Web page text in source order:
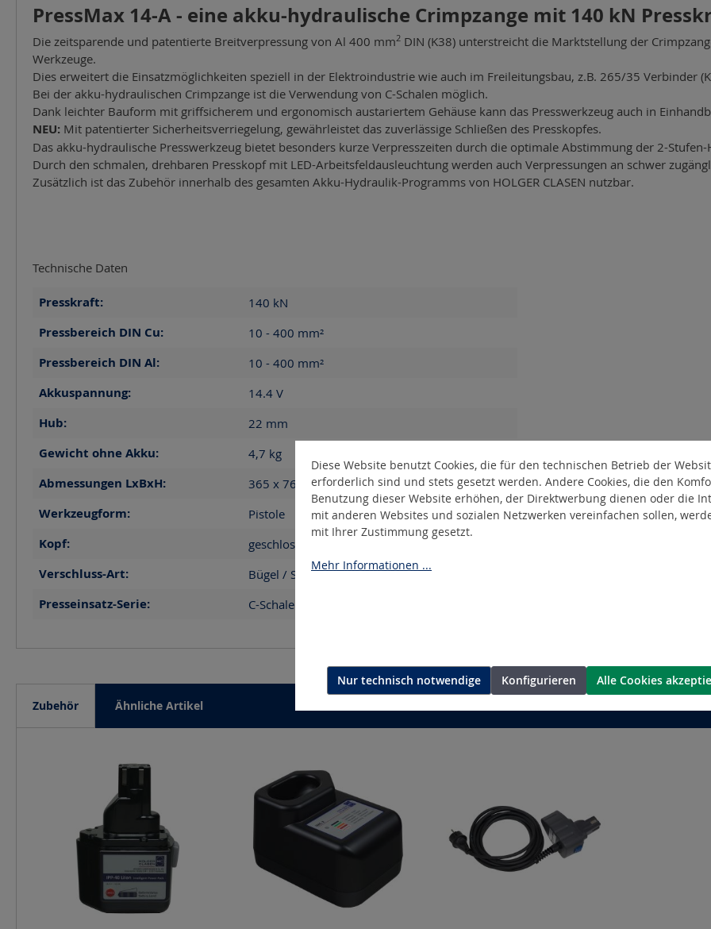
PressMax 14-A - eine akku-hydraulische Crimpzange mit 140 kN
Die zeitsparende und patentierte Breitverpressung von Al 400 mm2 DIN (K38) unterstreicht die Marktstellung der
Werkzeuge.
Dies erweitert die Einsatzmöglichkeiten speziell in der Elektroindustrie wie auch im Freileitungsbau, z.B. 265/35 Verbinder
Bei der akku-hydraulischen Crimpzange ist die Verwendung von C-Schalen möglich.
Dank leichter Bauform mit griffsicherem und ergonomisch austariertem Gehäuse kann das Presswerkzeug auch in
NEU: Mit patentierter Sicherheitsverriegelung, gewährleistet das zuverlässige Schließen des Presskopfes.
Das akku-hydraulische Presswerkzeug bietet besonders kurze Verpresszeiten durch die optimale Abstimmung der 2-
Durch den schmalen, drehbaren Presskopf mit LED-Arbeitsfeldausleuchtung werden auch Verpressungen an schwer
Zusätzlich ist das Zubehör innerhalb des gesamten Akku-Hydraulik-Programms von HOLGER CLASEN nutzbar.
Technische Daten
Presskraft: 140 kN
Pressbereich DIN Cu: 10 - 400 mm²
Pressbereich DIN Al: 10 - 400 mm²
Akkuspannung: 14.4 V
Hub: 22 mm
Gewicht ohne Akku: 4,7 kg
Abmessungen LxBxH: 365 x 76 x 265mm
Werkzeugform: Pistole
Kopf: geschlossen
Verschluss-Art: Bügel / Sicherheitsverriegelung
Presseinsatz-Serie: C-Schale (C)
Zubehör Ähnliche Artikel
Diese Website benutzt Cookies, die für den technischen Betrieb der
erforderlich sind und stets gesetzt werden. Andere Cookies, die den
Benutzung dieser Website erhöhen, der Direktwerbung dienen oder die
mit anderen Websites und sozialen Netzwerken vereinfachen sollen,
mit Ihrer Zustimmung gesetzt.
Mehr Informationen ...
Nur technisch notwendige Konfigurieren Alle Cookies